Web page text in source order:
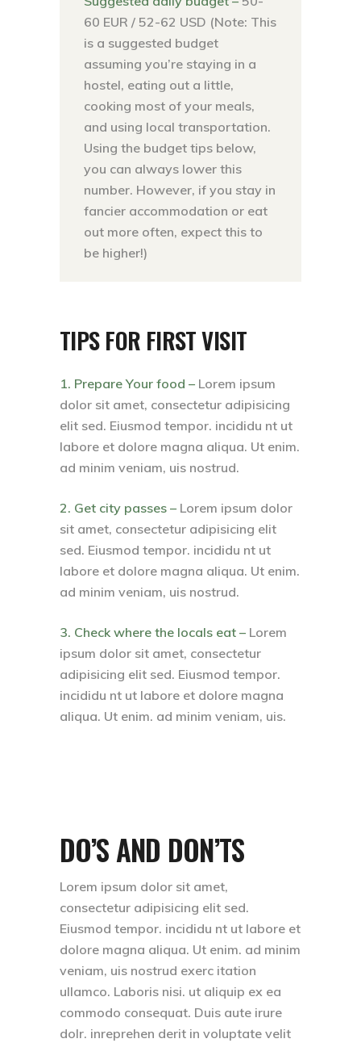
60 EUR / 52-62 USD (Note: This
is a suggested budget
assuming you’re staying in a
hostel, eating out a little,
cooking most of your meals,
and using local transportation.
Using the budget tips below,
you can always lower this
number. However, if you stay in
fancier accommodation or eat
out more often, expect this to
be higher!)
TIPS FOR FIRST VISIT
1. Prepare Your food – Lorem ipsum
dolor sit amet, consectetur adipisicing
elit sed. Eiusmod tempor. incididu nt ut
labore et dolore magna aliqua. Ut enim.
ad minim veniam, uis nostrud.
2. Get city passes – Lorem ipsum dolor
sit amet, consectetur adipisicing elit
sed. Eiusmod tempor. incididu nt ut
labore et dolore magna aliqua. Ut enim.
ad minim veniam, uis nostrud.
3. Check where the locals eat – Lorem
ipsum dolor sit amet, consectetur
adipisicing elit sed. Eiusmod tempor.
incididu nt ut labore et dolore magna
aliqua. Ut enim. ad minim veniam, uis.
DO’S AND DON’TS
Lorem ipsum dolor sit amet,
consectetur adipisicing elit sed.
Eiusmod tempor. incididu nt ut labore et
dolore magna aliqua. Ut enim. ad minim
veniam, uis nostrud exerc itation
ullamco. Laboris nisi. ut aliquip ex ea
commodo consequat. Duis aute irure
dolr. inreprehen derit in voluptate velit